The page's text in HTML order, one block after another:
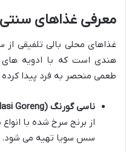
معرفی غذاهای سنتی
غذاهای محلی بالی تلفیقی
هندی است که با ادویه
طعمی منحصر به فرد پیدا کرده
ناسی گورنگ (Nasi Goreng):
از برنج سرخ شده با
سس سویا تهیه می شود.